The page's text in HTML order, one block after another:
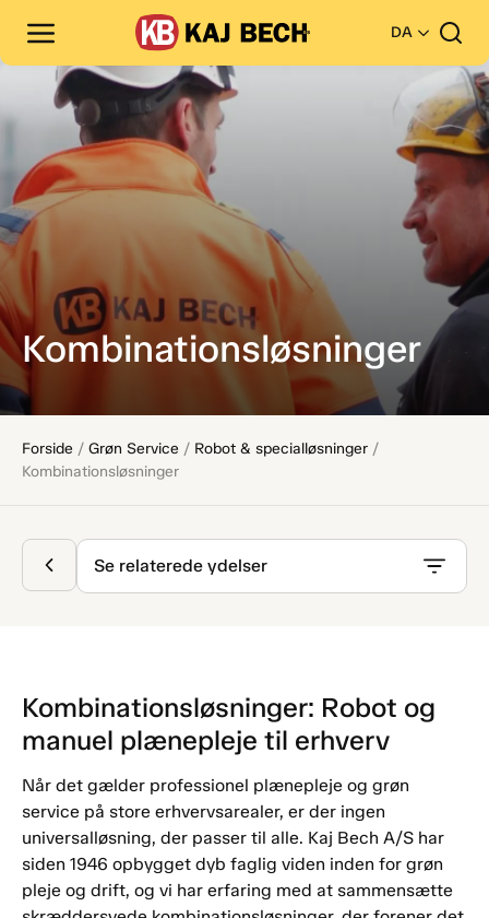
DA
Kombinationsløsninger
Forside / Grøn Service / Robot & specialløsninger /
Kombinationsløsninger
Se relaterede ydelser
Kombinationsløsninger: Robot og
manuel plænepleje til erhverv
Når det gælder professionel plænepleje og grøn
service på store erhvervsarealer, er der ingen
universalløsning, der passer til alle. Kaj Bech A/S har
siden 1946 opbygget dyb faglig viden inden for grøn
pleje og drift, og vi har erfaring med at sammensætte